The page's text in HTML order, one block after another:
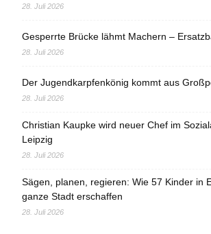
28. Juli 2026
Gesperrte Brücke lähmt Machern –
28. Juli 2026
Der Jugendkarpfenkönig kommt aus
28. Juli 2026
Christian Kaupke wird neuer Chef im
Leipzig
28. Juli 2026
Sägen, planen, regieren: Wie 57 Kinder in
ganze Stadt erschaffen
28. Juli 2026